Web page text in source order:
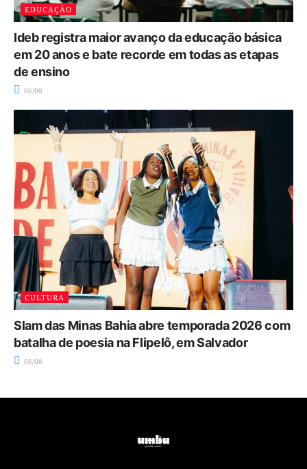
EDUCAÇÃO
Ideb registra maior avanço da educação básica
em 20 anos e bate recorde em todas as etapas
de ensino
06/08
CULTURA
Slam das Minas Bahia abre temporada 2026 com
batalha de poesia na Flipelô, em Salvador
06/08